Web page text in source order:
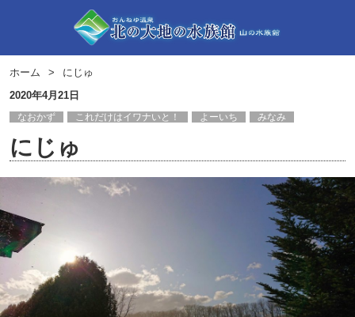
ホーム
にじゅ
2020年4月21日
なおかず これだけはイワナいと！ よーいち みなみ
にじゅ